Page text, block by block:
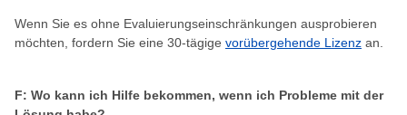
Wenn Sie es ohne Evaluierungseinschränkungen ausprobieren
möchten, fordern Sie eine 30-tägige vorübergehende Lizenz an.
F: Wo kann ich Hilfe bekommen, wenn ich Probleme mit der